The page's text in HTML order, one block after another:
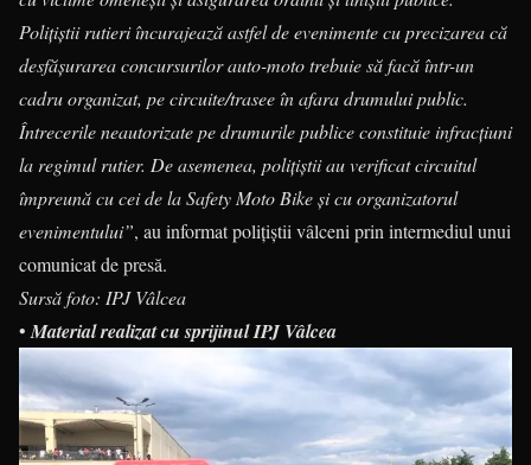
Polițiștii rutieri încurajează astfel de evenimente cu precizarea că
desfășurarea concursurilor auto-moto trebuie să facă într-un
cadru organizat, pe circuite/trasee în afara drumului public.
Întrecerile neautorizate pe drumurile publice constituie infracțiuni
la regimul rutier. De asemenea, polițiștii au verificat circuitul
împreună cu cei de la Safety Moto Bike și cu organizatorul
evenimentului”, au informat polițiștii vâlceni prin intermediul unui
comunicat de presă.
Sursă foto: IPJ Vâlcea
• Material realizat cu sprijinul IPJ Vâlcea